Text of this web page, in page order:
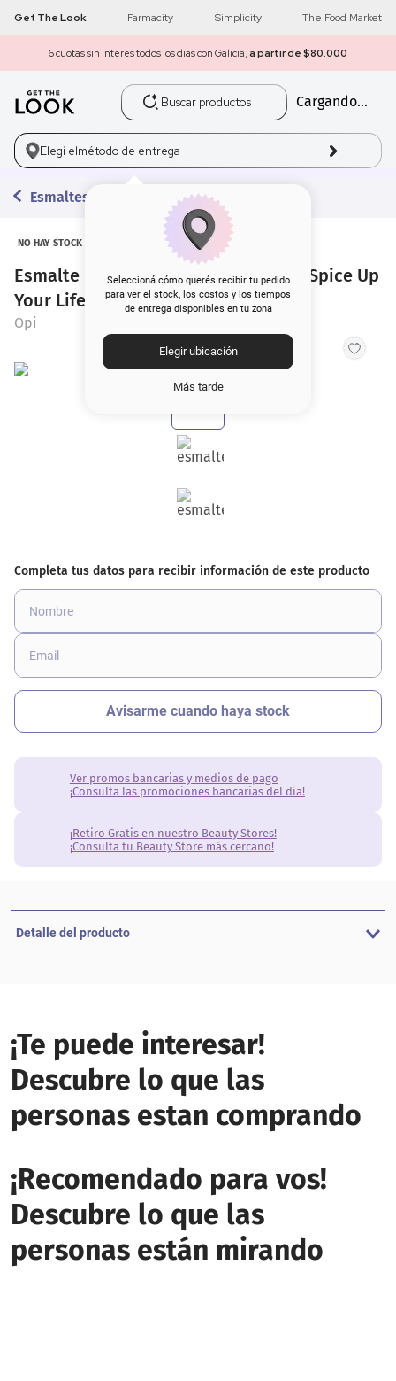
Get The Look Farmacity Simplicity The Food Market
6 cuotas sin interés todos los días con Galicia, a partir de $80.000
Buscar productos
Cargando...
Elegí elmétodo de entrega
Seleccioná cómo querés recibir tu pedido
para ver el stock, los costos y los tiempos
de entrega disponibles en tu zona
Elegir ubicación
Más tarde
Esmaltes
NO HAY STOCK
Esmalte para Uñas Opi Nail Lacquer Spice Up
Your Life x 15 ml
Opi
Ver promos bancarias y medios de pago
¡Consulta las promociones bancarias del día!
¡Retiro Gratis en nuestro Beauty Stores!
¡Consulta tu Beauty Store más cercano!
Detalle del producto
¡Te puede interesar!
Descubre lo que las
personas estan comprando
¡Recomendado para vos!
Descubre lo que las
personas están mirando
1 get the look
2 máscara pestañas
3.
5. corrector